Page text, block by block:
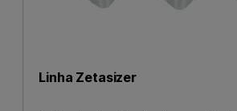
Linha Zetasizer